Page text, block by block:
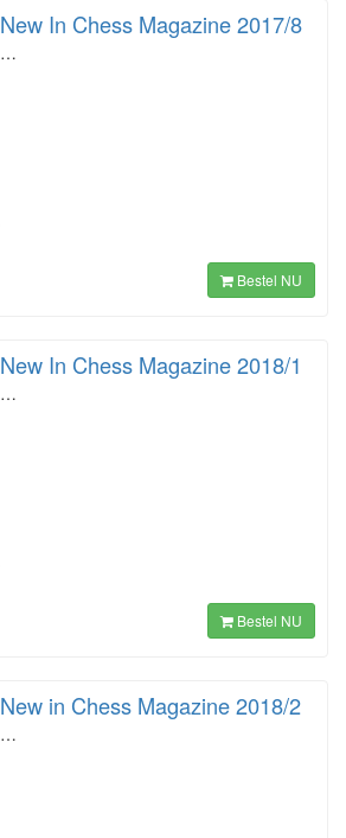
New In Chess Magazine 2017/8
…
Bestel NU
New In Chess Magazine 2018/1
…
Bestel NU
New in Chess Magazine 2018/2
…